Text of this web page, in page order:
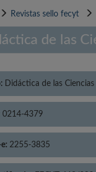
Revistas sello fecyt
de las
Didáctica de las
0214-4379
2255-3835